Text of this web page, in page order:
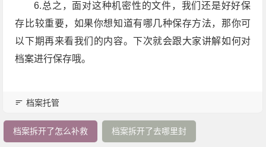
6.总之，面对这种机密性的文件，我们还是好好保
存比较重要，如果你想知道有哪几种保存方法，那你可
以下期再来看我们的内容。下次就会跟大家讲解如何对
档案进行保存哦。
档案托管
档案拆开了怎么补救 档案拆开了去哪里封